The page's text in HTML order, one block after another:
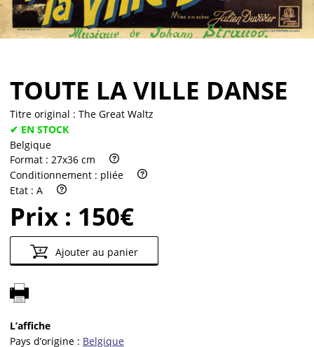
TOUTE LA VILLE DANSE
Titre original : The Great Waltz
✔ EN STOCK
Belgique
Format : 27x36 cm
Conditionnement : pliée
Etat : A
Prix : 150€
Ajouter au panier
L’affiche
Pays d’origine : Belgique